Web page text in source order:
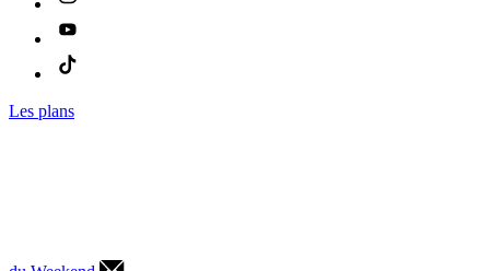
Les plans